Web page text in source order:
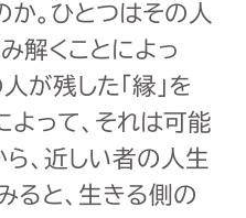
か。ひとつはその人
解くことによっ
が残した「縁」を
よって、それは可能
、近しい者の人生
ると、生きる側の